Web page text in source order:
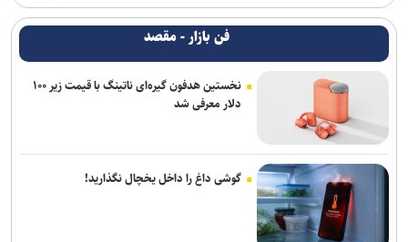
فن بازار - مقصد
نخستین هدفون گیره‌ای ناتینگ با قیمت زیر ۱۰۰
دلار معرفی شد
گوشی داغ را داخل یخچال نگذارید!